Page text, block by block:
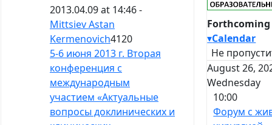
2013.04.09 at 14:46 -
Mittsiev Astan
Kermenovich4120
5-6 июня 2013 г. Вторая
конференция с
международным
участием «Актуальные
вопросы доклинических и
▾Calendar
Не
August 26,
Wednesday
10:00
Форум с